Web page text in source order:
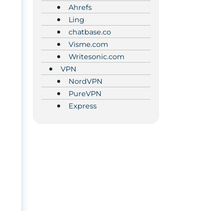
Ahrefs
Ling
chatbase.co
Visme.com
Writesonic.com
VPN
NordVPN
PureVPN
Express